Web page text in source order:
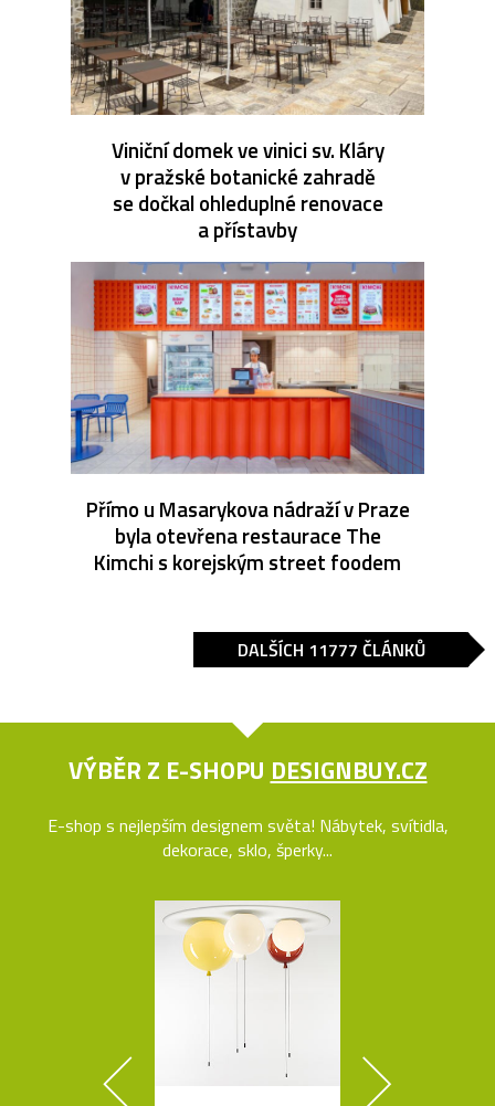
Viniční domek ve vinici sv. Kláry
v pražské botanické zahradě
se dočkal ohleduplné renovace
a přístavby
Přímo u Masarykova nádraží v Praze
byla otevřena restaurace The
Kimchi s korejským street foodem
DALŠÍCH 11777 ČLÁNKŮ
VÝBĚR Z E-SHOPU DESIGNBUY.CZ
E-shop s nejlepším designem světa! Nábytek, svítidla,
dekorace, sklo, šperky...